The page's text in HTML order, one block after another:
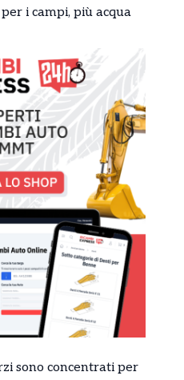
i campi, più acqua
sono concentrati per